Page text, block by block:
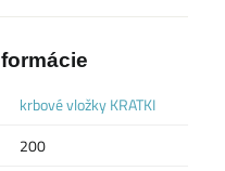
krbové vložky KRATKI
200